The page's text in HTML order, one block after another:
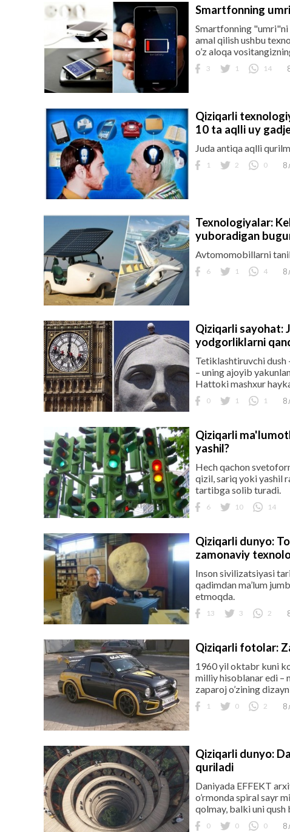
Smartfonning
Smartfonning "umri"ni
amal qilish ushbu
o’z aloqa
3 1 14
Qiziqarli
10 ta aqlli uy
Juda antiqa aqlli
1 2 0 8
Texnologiyalar:
yuboradigan
Avtomomobillarni
6 1 4 8
Qiziqarli sayohat:
yodgorliklarni
Tetiklashtiruvchi dush
– uning ajoyib
Hattoki mashxur
0 1 1 8
Qiziqarli
yashil?
Hech qachon
qizil, sariq yoki yashil
tartibga solib turadi.
6 10 14
Qiziqarli dunyo:
zamonaviy
Inson sivilizatsiyasi
qadimdan ma’lum
etmoqda.
13 3 2
Qiziqarli fotolar:
1960 yil oktabr kuni
milliy hisoblanar edi –
zaparoj o’zining
1 0 2 8
Qiziqarli dunyo:
quriladi
Daniyada EFFEKT
o’rmonda spiral sayr
qolmay, balki uni qush
0 0 0 8